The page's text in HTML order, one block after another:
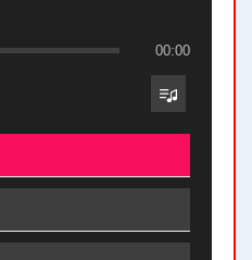
00:00
El Bucle News en Radio Gráfica. Bloque 2 . 28.04.24 - Jorge Gres
El Bucle News en Radio Gráfica. Bloque 1 . 28.04.24 - Jorge Gres